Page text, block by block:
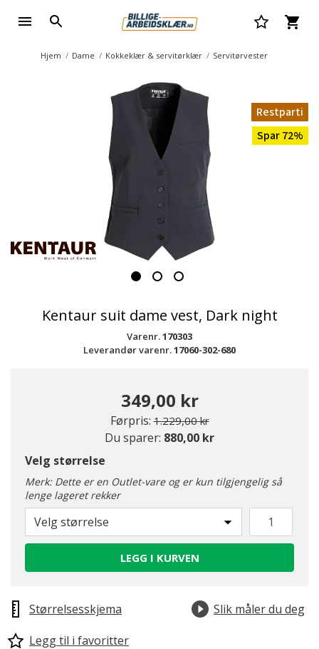
Hjem Dame Kokkeklær & servitørklær Servitørvester
Restparti
Spar 72%
Kentaur suit dame vest, Dark night
Varenr.170303
Leverandør varenr.17060-302-680
349,00 kr
Førpris: Pris redusert fra
1.229,00 krtil
Du sparer: 880,00 kr
Velg størrelse
Merk: Dette er en Outlet-vare og er kun tilgjengelig så
lenge lageret rekker
Velg størrelse
LEGG I KURVEN
Størrelsesskjema
Slik måler du deg
Legg til i favoritter